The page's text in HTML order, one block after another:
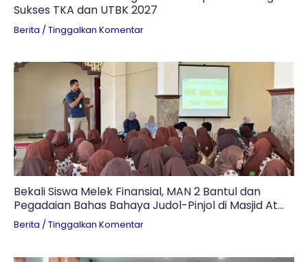
Sukses TKA dan UTBK 2027
Berita / Tinggalkan Komentar
Bekali Siswa Melek Finansial, MAN 2 Bantul dan
Pegadaian Bahas Bahaya Judol-Pinjol di Masjid At
Ta’awun
Berita / Tinggalkan Komentar